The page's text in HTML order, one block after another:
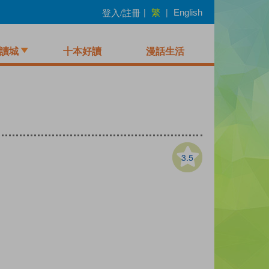
登入/註冊 | 繁 | English
城 十本好讀 漫話生活
3.5